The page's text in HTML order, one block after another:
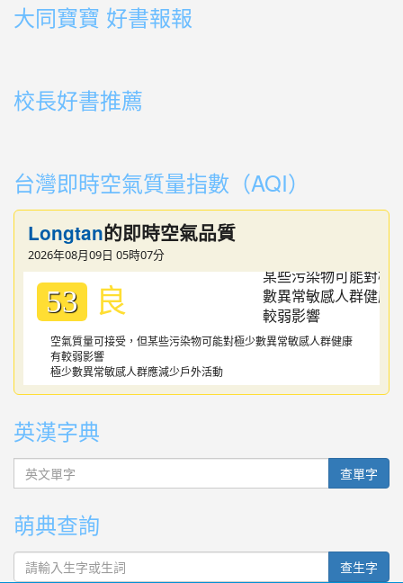
大同寶寶 好書報報
校長好書推薦
台灣即時空氣質量指數（AQI）
Longtan的即時空氣品質
2026年08月09日 05時07分
53 良
空氣質量可接受，但某些污染物可能對極少數異常敏感人群健康
有較弱影響
極少數異常敏感人群應減少戶外活動
英漢字典
英文單字 查單字
萌典查詢
查生字